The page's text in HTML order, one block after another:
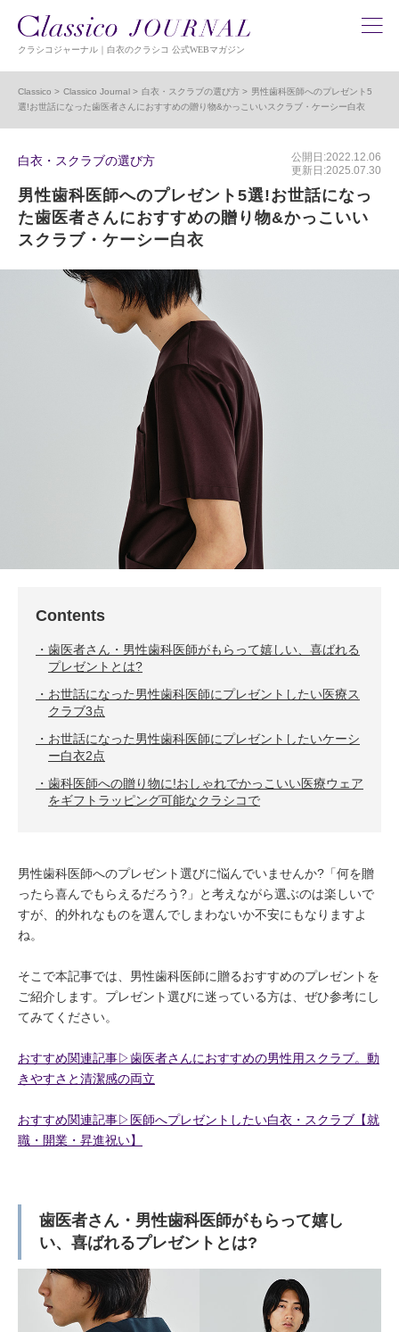
クラシコジャーナル｜白衣のクラシコ 公式WEBマガジン
Classico Classico Journal 白衣・スクラブの選び方
男性歯科医師へのプレゼント5
選!お世話になった歯医者さんにおすすめの贈り物&かっこいいスクラブ・ケーシー白衣
白衣・スクラブの選び方
公開日:2022.12.06
更新日:2025.07.30
男性歯科医師へのプレゼント5選!お世話になっ
た歯医者さんにおすすめの贈り物&かっこいい
スクラブ・ケーシー白衣
Contents
歯医者さん・男性歯科医師がもらって嬉しい、喜ばれる
プレゼントとは?
お世話になった男性歯科医師にプレゼントしたい医療ス
クラブ3点
お世話になった男性歯科医師にプレゼントしたいケーシ
ー白衣2点
歯科医師への贈り物に!おしゃれでかっこいい医療ウェア
をギフトラッピング可能なクラシコで
男性歯科医師へのプレゼント選びに悩んでいませんか?「何を贈
ったら喜んでもらえるだろう?」と考えながら選ぶのは楽しいで
すが、的外れなものを選んでしまわないか不安にもなりますよ
ね。
そこで本記事では、男性歯科医師に贈るおすすめのプレゼントを
ご紹介します。プレゼント選びに迷っている方は、ぜひ参考にし
てみてください。
おすすめ関連記事▷歯医者さんにおすすめの男性用スクラブ。動
きやすさと清潔感の両立
おすすめ関連記事▷医師へプレゼントしたい白衣・スクラブ【就
職・開業・昇進祝い】
歯医者さん・男性歯科医師がもらって嬉し
い、喜ばれるプレゼントとは?